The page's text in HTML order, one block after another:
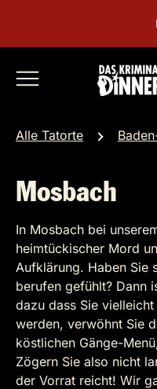
Alle Tatorte
Mosbach
In Mosbach bei
heimtückischer Mord
Aufklärung. Haben Sie
berufen gefühlt? Dann
dazu dass Sie
werden, verwöhnt Sie
köstlichen Gänge-
Zögern Sie also nicht
der Vorrat reicht! Wir